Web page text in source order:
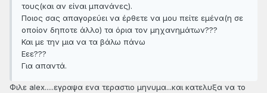
τους(και αν είναι μπανάνες).
Ποιος σας απαγορεύει να έρθετε να μου πείτε εμένα(η σε
οποίον δηποτε άλλο) τα όρια τον μηχανημάτων???
Και με την μια να τα βάλω πάνω
Εεε???
Για απαντά.
Φιλε alex.....εγραψα ενα τεραστιο μηνυμα...και κατελυξα να το